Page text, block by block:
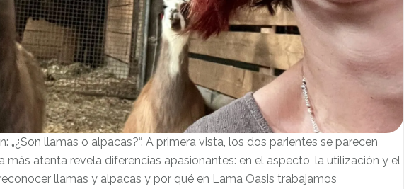
„¿Son llamas o alpacas?“. A primera vista, los dos parientes se parecen
más atenta revela diferencias apasionantes: en el aspecto, la utilización y el
llamas y alpacas y por qué en Lama Oasis trabajamos